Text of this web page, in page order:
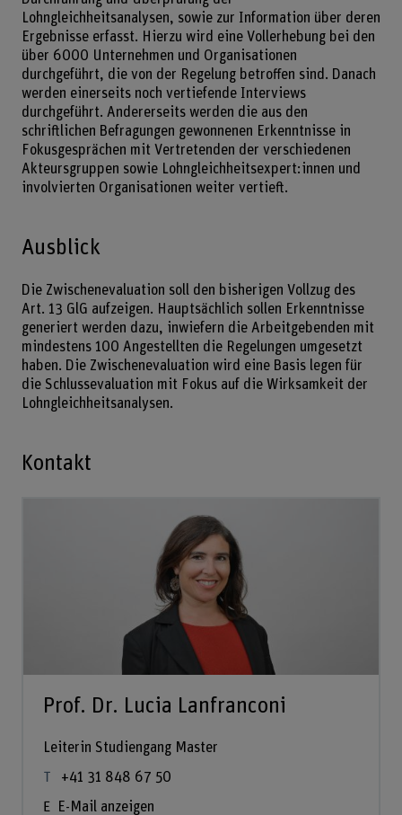
Lohngleichheitsanalysen, sowie zur Information über deren
Ergebnisse erfasst. Hierzu wird eine Vollerhebung bei den
über 6000 Unternehmen und Organisationen
durchgeführt, die von der Regelung betroffen sind. Danach
werden einerseits noch vertiefende Interviews
durchgeführt. Andererseits werden die aus den
schriftlichen Befragungen gewonnenen Erkenntnisse in
Fokusgesprächen mit Vertretenden der verschiedenen
Akteursgruppen sowie Lohngleichheitsexpert:innen und
involvierten Organisationen weiter vertieft.
Ausblick
Die Zwischenevaluation soll den bisherigen Vollzug des
Art. 13 GlG aufzeigen. Hauptsächlich sollen Erkenntnisse
generiert werden dazu, inwiefern die Arbeitgebenden mit
mindestens 100 Angestellten die Regelungen umgesetzt
haben. Die Zwischenevaluation wird eine Basis legen für
die Schlussevaluation mit Fokus auf die Wirksamkeit der
Lohngleichheitsanalysen.
Kontakt
Prof. Dr. Lucia Lanfranconi
Leiterin Studiengang Master
+41 31 848 67 50
E-Mail anzeigen